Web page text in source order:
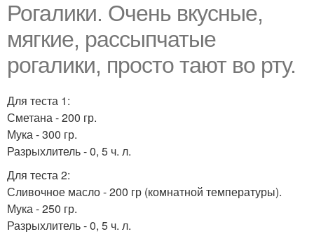
Рогалики. Очень вкусные,
мягкие, рассыпчатые
рогалики, просто тают во рту.
Для теста 1:
Сметана - 200 гр.
Мука - 300 гр.
Разрыхлитель - 0, 5 ч. л.
Для теста 2:
Сливочное масло - 200 гр (комнатной температуры).
Мука - 250 гр.
Разрыхлитель - 0, 5 ч. л.